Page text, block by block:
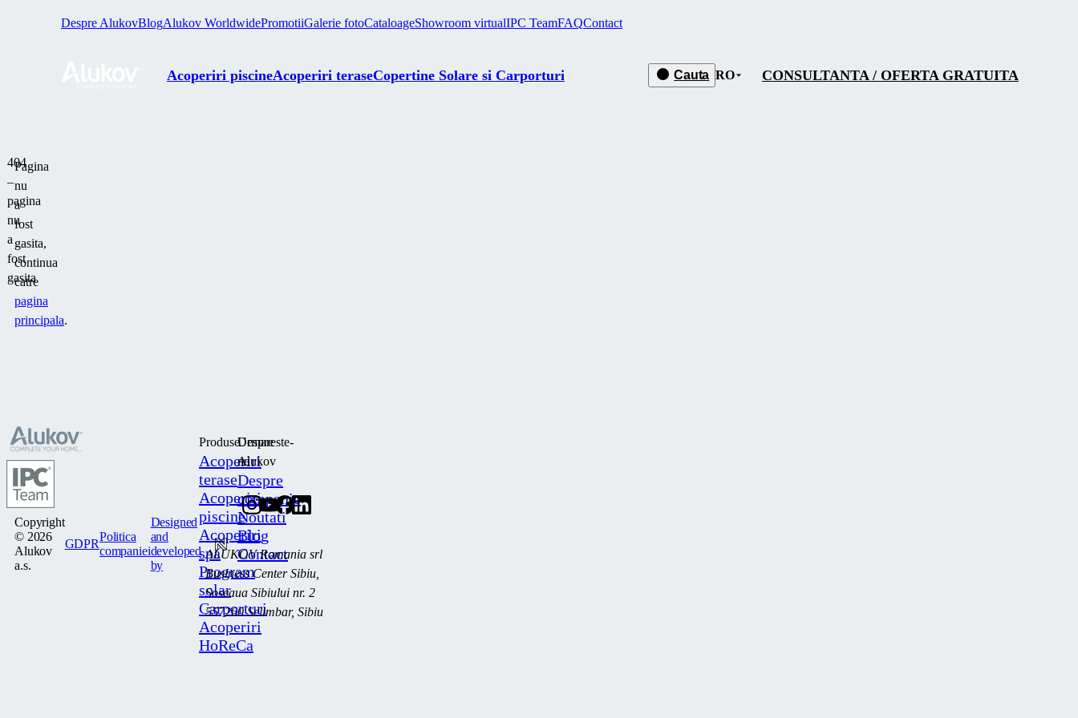
Despre AlukovBlogAlukov WorldwidePromotiiGalerie fotoCataloageShowroom virtualIPC TeamFAQContact
Acoperiri piscineAcoperiri teraseCopertine Solare si Carporturi Cauta RO CONSULTANTA / OFERTA GRATUITA
404
–
pagina
nu
a
fost
gasita
Pagina
nu
a
fost
gasita,
continua
catre
pagina
principala.
Produse
Acoperiri
terase
Acoperiri
piscine
Acoperiri
spa
Program
solar
Carporturi
Acoperiri
HoReCa
Despre
Alukov
Despre
companie
Noutati
Blog
Contact
Urmareste-
ne
ALUKOV Romania srl
Business Center Sibiu,
Soseaua Sibiului nr. 2
557260 Selimbar, Sibiu
Copyright
© 2026
Alukov
a.s.
GDPR
Politica
companiei
Designed
and
developed
by